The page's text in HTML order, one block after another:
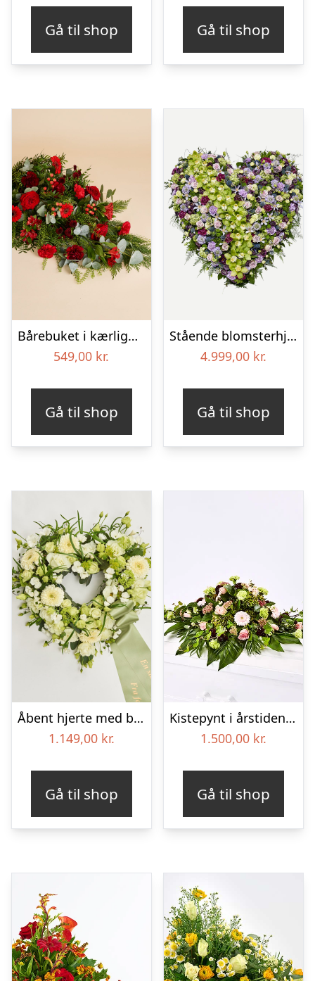
Gå til shop Gå til shop
Bårebuket i kærlighedens farver
549,00 kr.
Gå til shop
Stående blomsterhjerte – Et eksklusivt farvel
4.999,00 kr.
Gå til shop
Åbent hjerte med bånd – Floristens kreative valg
1.149,00 kr.
Gå til shop
Kistepynt i årstidens blomster – Blomster til begravelse
1.500,00 kr.
Gå til shop